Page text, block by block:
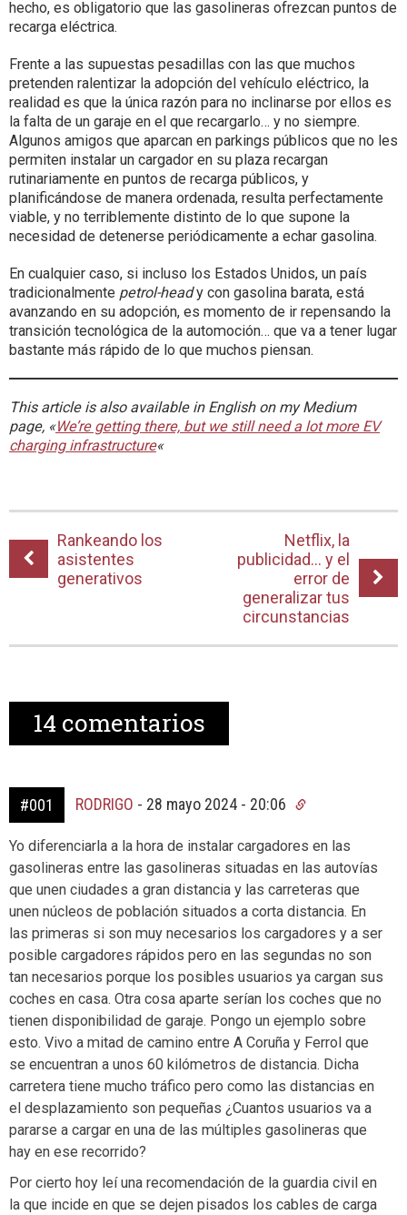
hecho, es obligatorio que las gasolineras ofrezcan puntos de
recarga eléctrica.
Frente a las supuestas pesadillas con las que muchos
pretenden ralentizar la adopción del vehículo eléctrico, la
realidad es que la única razón para no inclinarse por ellos es
la falta de un garaje en el que recargarlo… y no siempre.
Algunos amigos que aparcan en parkings públicos que no les
permiten instalar un cargador en su plaza recargan
rutinariamente en puntos de recarga públicos, y
planificándose de manera ordenada, resulta perfectamente
viable, y no terriblemente distinto de lo que supone la
necesidad de detenerse periódicamente a echar gasolina.
En cualquier caso, si incluso los Estados Unidos, un país
tradicionalmente petrol-heady con gasolina barata, está
avanzando en su adopción, es momento de ir repensando la
transición tecnológica de la automoción… que va a tener lugar
bastante más rápido de lo que muchos piensan.
This article is also available in English on my Medium
page, «We’re getting there, but we still need a lot more EV
charging infrastructure«
Rankeando los
asistentes
generativos
Netflix, la
publicidad… y el
error de
generalizar tus
circunstancias
14 comentarios
#001 RODRIGO - 28 mayo 2024 - 20:06
Yo diferenciarla a la hora de instalar cargadores en las
gasolineras entre las gasolineras situadas en las autovías
que unen ciudades a gran distancia y las carreteras que
unen núcleos de población situados a corta distancia. En
las primeras si son muy necesarios los cargadores y a ser
posible cargadores rápidos pero en las segundas no son
tan necesarios porque los posibles usuarios ya cargan sus
coches en casa. Otra cosa aparte serían los coches que no
tienen disponibilidad de garaje. Pongo un ejemplo sobre
esto. Vivo a mitad de camino entre A Coruña y Ferrol que
se encuentran a unos 60 kilómetros de distancia. Dicha
carretera tiene mucho tráfico pero como las distancias en
el desplazamiento son pequeñas ¿Cuantos usuarios va a
pararse a cargar en una de las múltiples gasolineras que
hay en ese recorrido?
Por cierto hoy leí una recomendación de la guardia civil en
la que incide en que se dejen pisados los cables de carga